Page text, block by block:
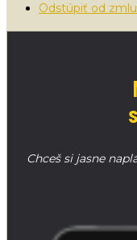
Odstúpiť od
Chceš si jasne